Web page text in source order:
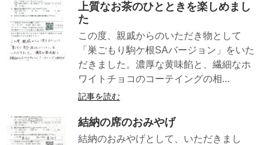
上質なお茶のひとときを楽しめまし
た
この度、親戚からのいただき物として
「巣ごもり駒ケ根SAバージョン」をいた
だきました。濃厚な黄味餡と、繊細なホ
ワイトチョコのコーテイングの相...
記事を読む
結納の席のおみやげ
結納のおみやげとして、いただきまし